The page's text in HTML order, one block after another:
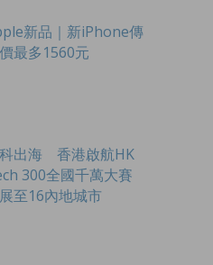
新品｜新iPhone傳
最多1560元
出海 香港啟航HK
300全國千萬大賽
至16內地城市